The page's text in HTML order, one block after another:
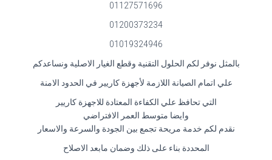
01127571696
01200373234
01019324946
بالمثل نوفر لكم الحلول التقنية وقطع الغيار الاصلية ونساعدكم
علي اتمام الصيانة اللازمة لأجهزة كاريير في الحدود الامنة
التي تحافظ علي الكفاءة المعتادة للاجهزة كاريير
وايضا متوسط العمر الافتراضي
نقدم لكم خدمة مريحة تجمع بين الجودة والسرعة والاسعار
المحددة بناء على ذلك وضمان مابعد الاصلاح